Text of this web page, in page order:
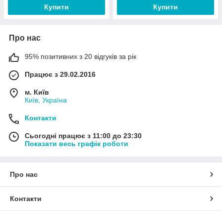
Купити Купити
Про нас
95% позитивних з 20 відгуків за рік
Працює з 29.02.2016
м. Київ
Київ, Україна
Контакти
Сьогодні працює з 11:00 до 23:30
Показати весь графік роботи
Про нас
Контакти